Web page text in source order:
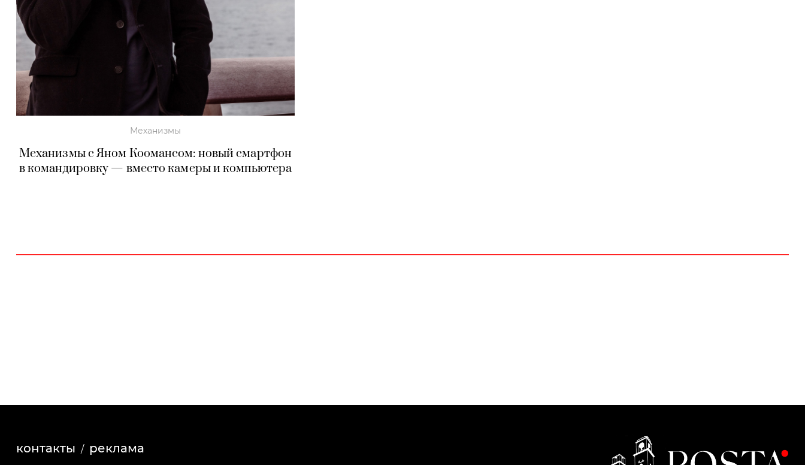
Механизмы
Механизмы с Яном Коомансом: новый смартфон
в командировку — вместо камеры и компьютера
контакты реклама